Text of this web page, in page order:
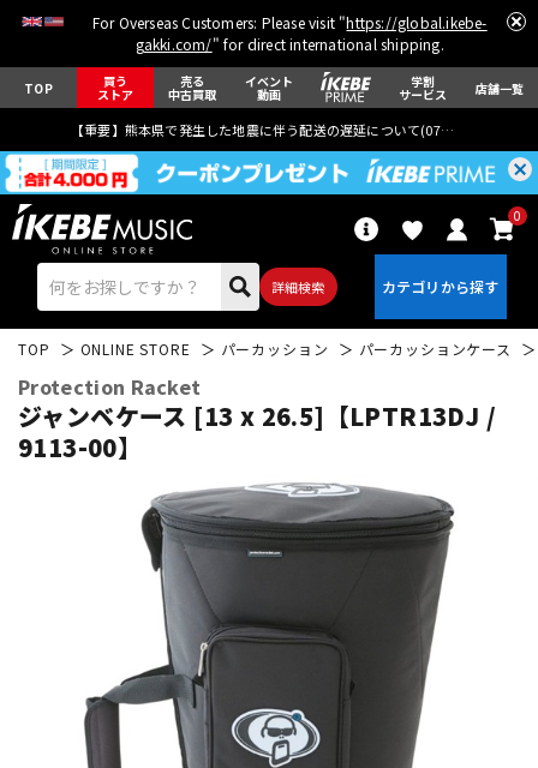
For Overseas Customers: Please visit "https://global.ikebe-
gakki.com/" for direct international shipping.
TOP 買う
ストア
売る
中古買取
イベント
動画
学割
サービス 店舗一覧
【重要】熊本県で発生した地震に伴う配送の遅延について(07月29日
詳細検索
0
エレキギター アコギ/エレアコ
パーカッション
キーボード 電子ピアノ
TOP ONLINE STORE パーカッション パーカッションケース
Protection Racket
ジャンベケース [13 x 26.5]【LPTR13DJ /
9113-00】